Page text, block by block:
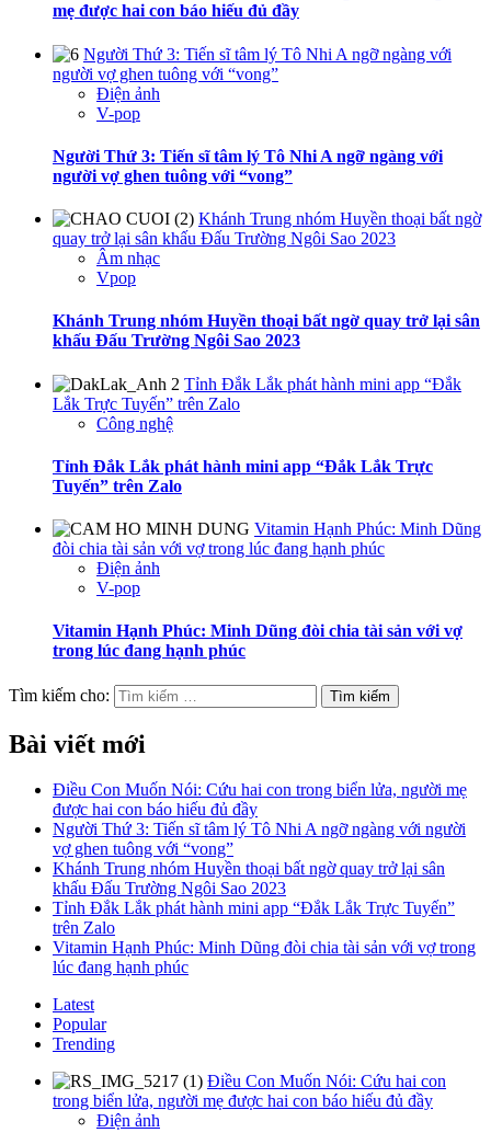
mẹ được hai con báo hiếu đủ đầy
Người Thứ 3: Tiến sĩ tâm lý Tô Nhi A ngỡ ngàng với
người vợ ghen tuông với “vong”
Điện ảnh
V-pop
Người Thứ 3: Tiến sĩ tâm lý Tô Nhi A ngỡ ngàng với
người vợ ghen tuông với “vong”
Khánh Trung nhóm Huyền thoại bất ngờ
quay trở lại sân khấu Đấu Trường Ngôi Sao 2023
Âm nhạc
Vpop
Khánh Trung nhóm Huyền thoại bất ngờ quay trở lại sân
khấu Đấu Trường Ngôi Sao 2023
Tỉnh Đắk Lắk phát hành mini app “Đắk
Lắk Trực Tuyến” trên Zalo
Công nghệ
Tỉnh Đắk Lắk phát hành mini app “Đắk Lắk Trực
Tuyến” trên Zalo
Vitamin Hạnh Phúc: Minh Dũng
đòi chia tài sản với vợ trong lúc đang hạnh phúc
Điện ảnh
V-pop
Vitamin Hạnh Phúc: Minh Dũng đòi chia tài sản với vợ
trong lúc đang hạnh phúc
Tìm kiếm cho:
Bài viết mới
Điều Con Muốn Nói: Cứu hai con trong biển lửa, người mẹ
được hai con báo hiếu đủ đầy
Người Thứ 3: Tiến sĩ tâm lý Tô Nhi A ngỡ ngàng với người
vợ ghen tuông với “vong”
Khánh Trung nhóm Huyền thoại bất ngờ quay trở lại sân
khấu Đấu Trường Ngôi Sao 2023
Tỉnh Đắk Lắk phát hành mini app “Đắk Lắk Trực Tuyến”
trên Zalo
Vitamin Hạnh Phúc: Minh Dũng đòi chia tài sản với vợ trong
lúc đang hạnh phúc
Latest
Popular
Trending
Điều Con Muốn Nói: Cứu hai con
trong biển lửa, người mẹ được hai con báo hiếu đủ đầy
Điện ảnh